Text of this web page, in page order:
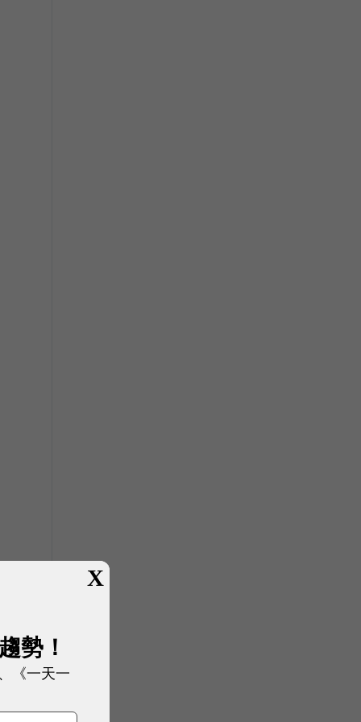
X
勢！
《一天一